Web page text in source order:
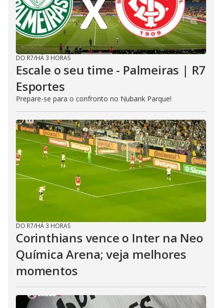
DO R7/HÁ 3 HORAS
Escale o seu time - Palmeiras | R7
Esportes
Prepare-se para o confronto no Nubank Parque!
DO R7/HÁ 3 HORAS
Corinthians vence o Inter na Neo
Química Arena; veja melhores
momentos